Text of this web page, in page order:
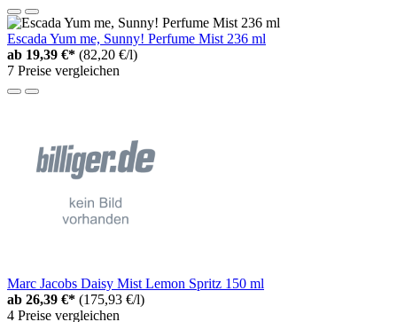
Escada Yum me, Sunny! Perfume Mist 236 ml
ab 19,39 €* (82,20 €/l)
7 Preise vergleichen
Marc Jacobs Daisy Mist Lemon Spritz 150 ml
ab 26,39 €* (175,93 €/l)
4 Preise vergleichen